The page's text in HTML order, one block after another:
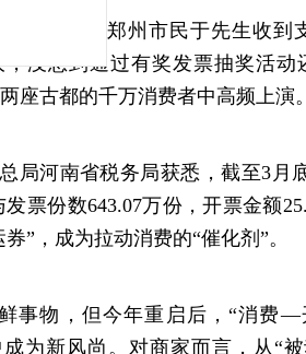
”近日，郑州市民于先生收到
没想到通过有奖发票抽奖活动
座古都的千万消费者中高频上演。
局河南省税务局获悉，截至3月
票份数643.07万份，开票金额
”，成为拉动消费的“催化剂”。
事物，但今年重启后，“消费
为新风尚。对商家而言，从“被